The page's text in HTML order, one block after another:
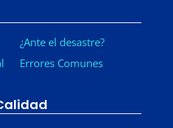
¿Ante el desastre?
Errores Comunes